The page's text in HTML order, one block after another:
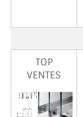
TOP
VENTES